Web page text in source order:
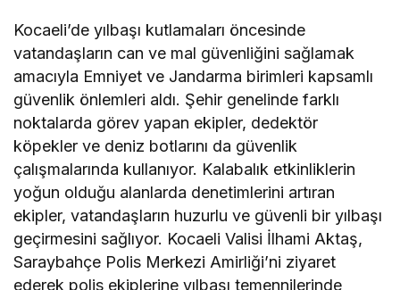
Kocaeli’de yılbaşı kutlamaları öncesinde
vatandaşların can ve mal güvenliğini sağlamak
amacıyla Emniyet ve Jandarma birimleri kapsamlı
güvenlik önlemleri aldı. Şehir genelinde farklı
noktalarda görev yapan ekipler, dedektör
köpekler ve deniz botlarını da güvenlik
çalışmalarında kullanıyor. Kalabalık etkinliklerin
yoğun olduğu alanlarda denetimlerini artıran
ekipler, vatandaşların huzurlu ve güvenli bir yılbaşı
geçirmesini sağlıyor. Kocaeli Valisi İlhami Aktaş,
Saraybahçe Polis Merkezi Amirliği’ni ziyaret
ederek polis ekiplerine yılbaşı temennilerinde